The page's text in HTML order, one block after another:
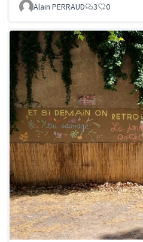
Alain PERRAUD 3 0